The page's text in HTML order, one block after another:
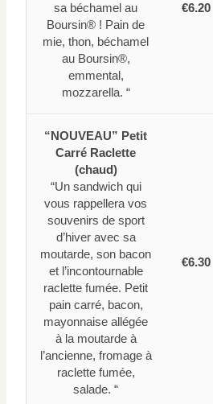
sa béchamel au
Boursin® ! Pain de
mie, thon, béchamel
au Boursin®,
emmental,
mozzarella. “
€6.20
“NOUVEAU” Petit
Carré Raclette
(chaud)
“Un sandwich qui
vous rappellera vos
souvenirs de sport
d’hiver avec sa
moutarde, son bacon
et l’incontournable
raclette fumée. Petit
pain carré, bacon,
mayonnaise allégée
à la moutarde à
l’ancienne, fromage à
raclette fumée,
salade. “
€6.30